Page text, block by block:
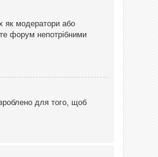
як модератори або
форум непотрібними
для того, щоб